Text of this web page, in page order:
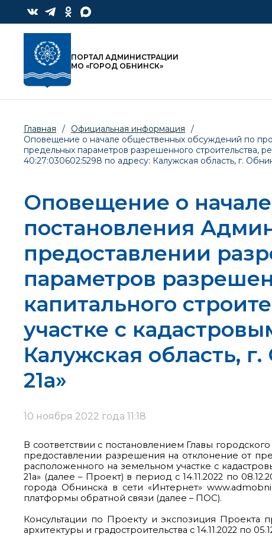
ПОРТАЛ АДМИНИСТРАЦИИ
МО «ГОРОД ОБНИНСК»
Главная / Официальная информация
/
Оповещение о начале общественных обсуждений по
предельных параметров разрешенного строительства,
40:27:030602:5298 по адресу: Калужская область, г.
Оповещение о
постановления
предоставлении
параметров
капитального
участке с
Калужская область,
21а»
10 ноября 2022 года 11:18
В соответствии с постановлением Главы
предоставлении разрешения на отклонение от
расположенного на земельном участке с
21а» (далее – Проект) в период с 14.11.2022 по
города Обнинска в сети «Интернет»
платформы обратной связи (далее – ПОС).
Консультации по Проекту и экспозиция Проекта
архитектуры и градостроительства с 14.11.2022 по